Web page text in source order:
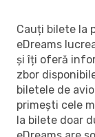
Cauți bilete la
eDreams
și îți oferă
zbor
biletele de
primești cele
la bilete doar